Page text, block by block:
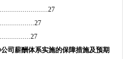
司薪酬体系实施的保障措施及预期